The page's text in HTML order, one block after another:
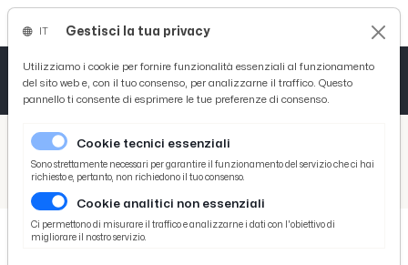
/ Picenotime
/ Sport
Ascoli Piceno, i Campi Agostini ospiteranno la Fase provinciale di atletica leggera campestre delle scuole
Gestisci la tua privacy
Utilizziamo i cookie per fornire funzionalità essenziali al funzionamento
del sito web e, con il tuo consenso, per analizzarne il traffico. Questo
pannello ti consente di esprimere le tue preferenze di consenso.
Cookie tecnici essenziali
Sono strettamente necessari per garantire il funzionamento del servizio che ci hai
richiesto e, pertanto, non richiedono il tuo consenso.
Cookie analitici non essenziali
Ci permettono di misurare il traffico e analizzarne i dati con l'obiettivo di
migliorare il nostro servizio.
Tutto News
Tutto Sport
Basket
Ciclismo
Tutto Curiosità